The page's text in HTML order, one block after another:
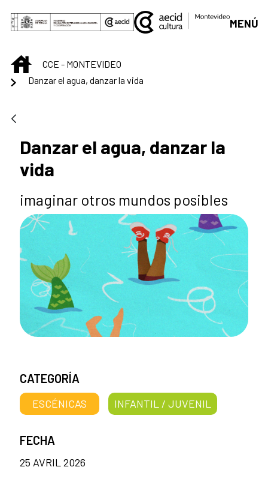
Saut au contenu principal
MENÚ
INICIOCCE - MONTEVIDEO
Danzar el agua, danzar la vida
Danzar el agua, danzar la
vida
imaginar otros mundos posibles
CATEGORÍA
ESCÉNICAS INFANTIL / JUVENIL
FECHA
25 AVRIL 2026